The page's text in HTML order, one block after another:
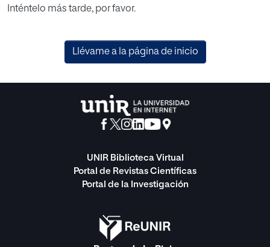
Inténtelo más tarde, por favor.
Llévame a la página de inicio
UNIR Biblioteca Virtual
Portal de Revistas Científicas
Portal de la Investigación